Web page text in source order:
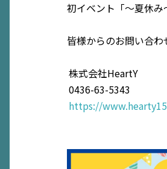
初イベント「〜夏休
皆様からのお問い合わ
株式会社HeartY
0436-63-5343
https://